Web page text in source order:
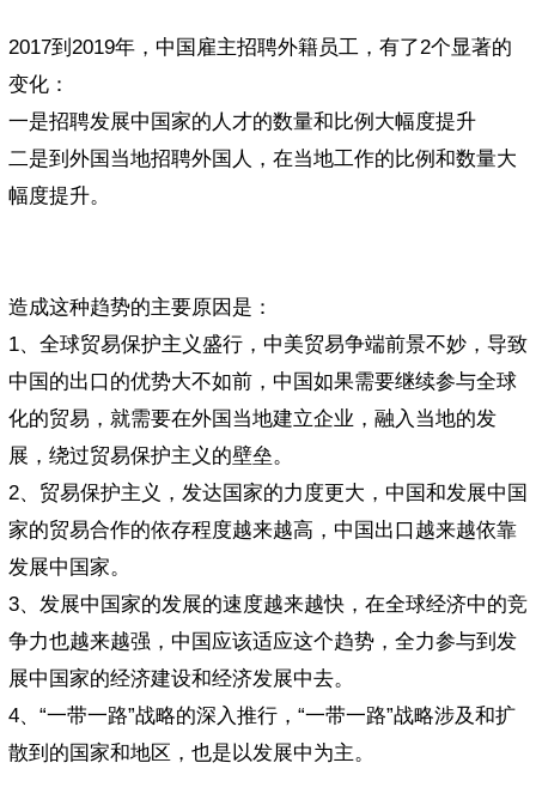
2017到2019年，中国雇主招聘外籍员工，有了2个显著的
变化：
一是招聘发展中国家的人才的数量和比例大幅度提升
二是到外国当地招聘外国人，在当地工作的比例和数量大
幅度提升。
造成这种趋势的主要原因是：
1、全球贸易保护主义盛行，中美贸易争端前景不妙，导致
中国的出口的优势大不如前，中国如果需要继续参与全球
化的贸易，就需要在外国当地建立企业，融入当地的发
展，绕过贸易保护主义的壁垒。
2、贸易保护主义，发达国家的力度更大，中国和发展中国
家的贸易合作的依存程度越来越高，中国出口越来越依靠
发展中国家。
3、发展中国家的发展的速度越来越快，在全球经济中的竞
争力也越来越强，中国应该适应这个趋势，全力参与到发
展中国家的经济建设和经济发展中去。
4、“一带一路”战略的深入推行，“一带一路”战略涉及和扩
散到的国家和地区，也是以发展中为主。